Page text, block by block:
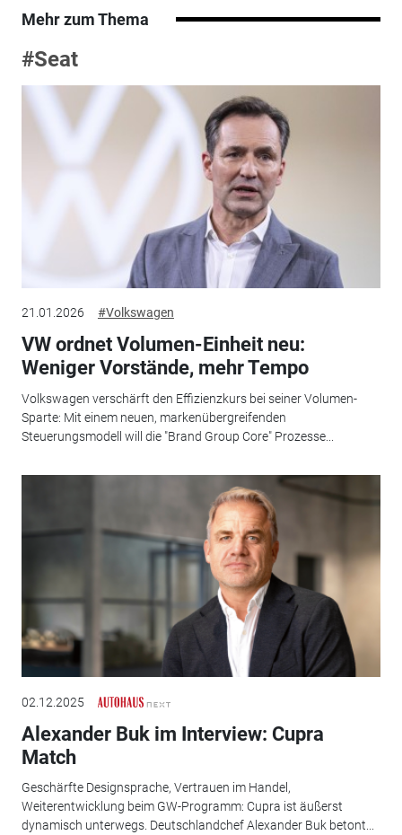
Mehr zum Thema
#Seat
21.01.2026 #Volkswagen
VW ordnet Volumen-Einheit neu:
Weniger Vorstände, mehr Tempo
Volkswagen verschärft den Effizienzkurs bei seiner Volumen-
Sparte: Mit einem neuen, markenübergreifenden
Steuerungsmodell will die "Brand Group Core" Prozesse...
02.12.2025
Alexander Buk im Interview: Cupra
Match
Geschärfte Designsprache, Vertrauen im Handel,
Weiterentwicklung beim GW-Programm: Cupra ist äußerst
dynamisch unterwegs. Deutschlandchef Alexander Buk betont...